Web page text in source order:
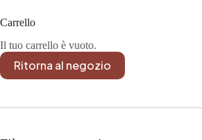
Carrello
Il tuo carrello è vuoto.
Ritorna al negozio